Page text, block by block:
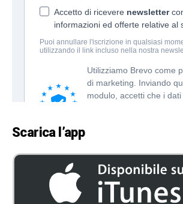
Scarica l’app